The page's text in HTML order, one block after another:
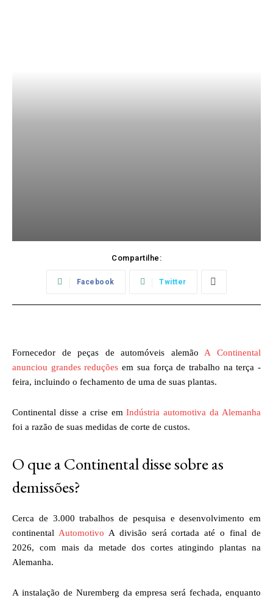
Compartilhe:
Facebook Twitter
Fornecedor de peças de automóveis alemão A Continental
anunciou grandes reduções em sua força de trabalho na terça -
feira, incluindo o fechamento de uma de suas plantas.
Continental disse a crise emIndústria automotiva da Alemanha
foi a razão de suas medidas de corte de custos.
O que a Continental disse sobre as
demissões?
Cerca de 3.000 trabalhos de pesquisa e desenvolvimento em
continental Automotivo A divisão será cortada até o final de
2026, com mais da metade dos cortes atingindo plantas na
Alemanha.
A instalação de Nuremberg da empresa será fechada, enquanto